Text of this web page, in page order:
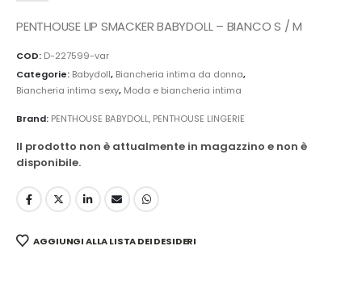
PENTHOUSE LIP SMACKER BABYDOLL – BIANCO S / M
COD: D-227599-var
Categorie: Babydoll, Biancheria intima da donna,
Biancheria intima sexy, Moda e biancheria intima
Brand: PENTHOUSE BABYDOLL, PENTHOUSE LINGERIE
Il prodotto non è attualmente in magazzino e non è
disponibile.
AGGIUNGI ALLA LISTA DEI DESIDERI